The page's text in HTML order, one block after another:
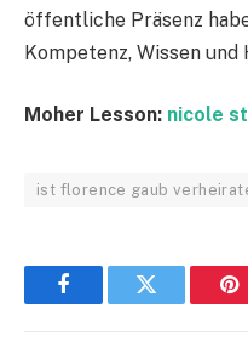
öffentliche Präsenz
Kompetenz, Wissen und
Moher Lesson: nicole
ist florence gaub
FacebookTwitter